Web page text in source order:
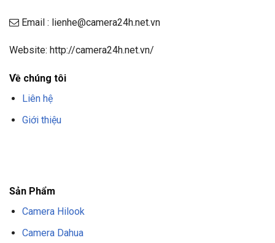
Email : lienhe@camera24h.net.vn
Website: http://camera24h.net.vn/
Về chúng tôi
Liên hệ
Giới thiệu
Sản Phẩm
Camera Hilook
Camera Dahua